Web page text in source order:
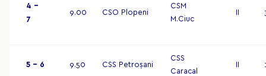
4 –
7
9.00 CSO Plopeni
CSM
M.Ciuc
5 – 6 9.50 CSS Petroșani
CSS
Caracal